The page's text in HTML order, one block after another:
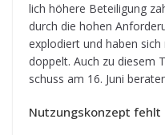
lich höhere Betei­li­gung
durch die hohen
explo­diert und haben
dop­pelt. Auch zu die­sem
schuss am 16. Juni
Nut­zungs­kon­zept fehlt